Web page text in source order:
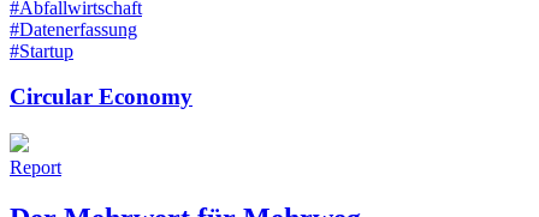
#Abfallwirtschaft
#Datenerfassung
#Startup
Circular Economy
Report